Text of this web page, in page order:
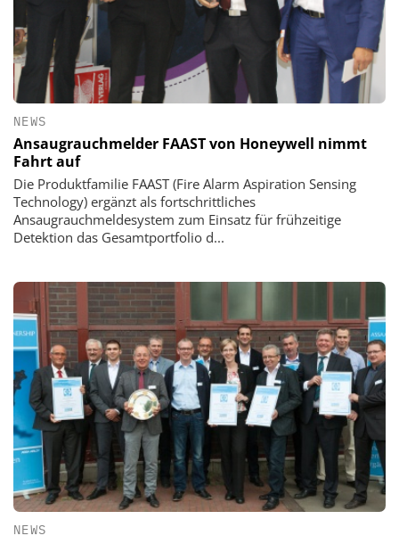
NEWS
Ansaugrauchmelder FAAST von Honeywell nimmt
Fahrt auf
Die Produktfamilie FAAST (Fire Alarm Aspiration Sensing
Technology) ergänzt als fortschrittliches
Ansaugrauchmeldesystem zum Einsatz für frühzeitige
Detektion das Gesamtportfolio d...
NEWS